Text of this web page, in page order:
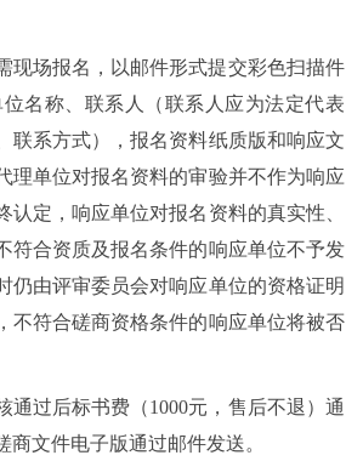
现场报名，以邮件形式提交彩色扫描件
名称、联系人（联系人应为法定代表
联系方式），报名资料纸质版和响应文
理单位对报名资料的审验并不作为响应
认定，响应单位对报名资料的真实性、
符合资质及报名条件的响应单位不予发
仍由评审委员会对响应单位的资格证明
不符合磋商资格条件的响应单位将被否
通过后标书费（1000元，售后不退）通
商文件电子版通过邮件发送。